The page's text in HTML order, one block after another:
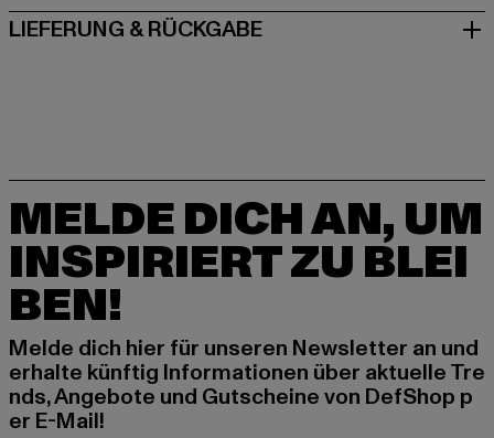
LIEFERUNG & RÜCKGABE
MELDE DICH AN, UM
INSPIRIERT ZU BLEI
BEN!
Melde dich hier für unseren Newsletter an und
erhalte künftig Informationen über aktuelle Tre
nds, Angebote und Gutscheine von DefShop p
er E-Mail!